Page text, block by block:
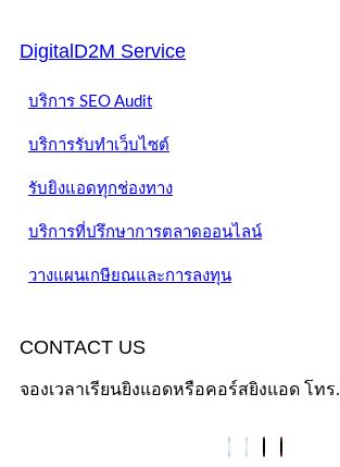
DigitalD2M Service
บริการ SEO Audit
บริการรับทำเว็บไซต์
รับยิงแอดทุกช่องทาง
บริการที่ปรึกษาการตลาดออนไลน์
วางแผนเกษียณและการลงทุน
CONTACT US
จองเวลาเรียนยิงแอดหรือคอร์สยิงแอด โทร.